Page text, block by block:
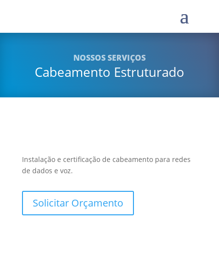
NOSSOS SERVIÇOS
Cabeamento Estruturado
Instalação e certificação de cabeamento para redes
de dados e voz.
Solicitar Orçamento